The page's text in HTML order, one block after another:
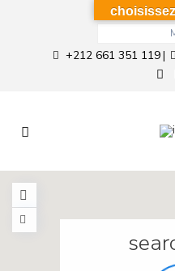
+212 661 351 119|